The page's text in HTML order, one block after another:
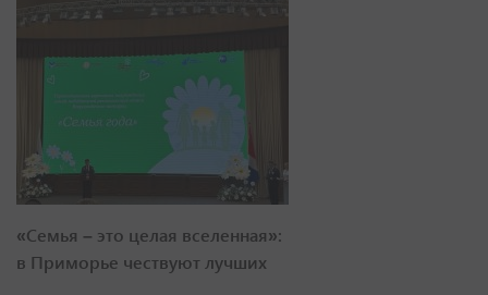
«Семья – это целая вселенная»:
в Приморье чествуют лучших